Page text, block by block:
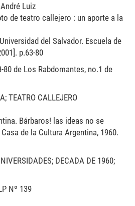
Luiz
de teatro callejero : un aporte a la
del Salvador. Escuela de
p.63-80
80 de Los Rabdomantes, no.1 de
TEATRO CALLEJERO
Bárbaros! las ideas no se
de la Cultura Argentina, 1960.
DECADA DE 1960;
Nº 139